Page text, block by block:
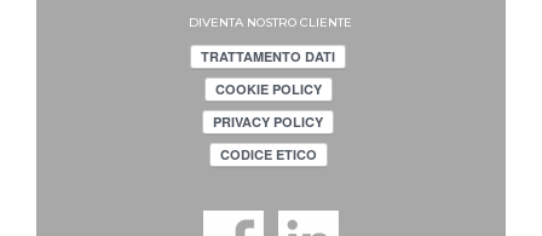
DIVENTA NOSTRO CLIENTE